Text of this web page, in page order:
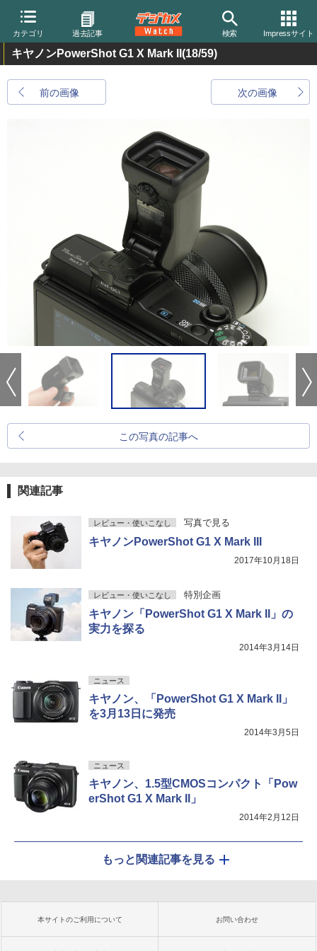
カテゴリ 過去記事 検索 Impressサイト
キヤノンPowerShot G1 X Mark II (18/59)
前の画像 次の画像
この写真の記事へ
関連記事
レビュー・使いこなし 写真で見る
キヤノンPowerShot G1 X Mark III
2017年10月18日
レビュー・使いこなし 特別企画
キヤノン「PowerShot G1 X Mark II」の
実力を探る
2014年3月14日
ニュース
キヤノン、「PowerShot G1 X Mark II」
を3月13日に発売
2014年3月5日
ニュース
キヤノン、1.5型CMOSコンパクト「Pow
erShot G1 X Mark II」
2014年2月12日
もっと関連記事を見る
本サイトのご利用について お問い合わせ